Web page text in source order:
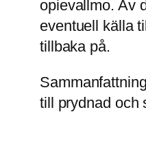
opievallmo. Av
eventuell källa
tillbaka på.
till prydnad och